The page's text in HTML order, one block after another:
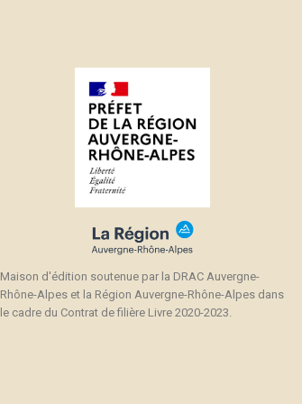
Maison d'édition soutenue par la DRAC Auvergne-
Rhône-Alpes et la Région Auvergne-Rhône-Alpes dans
le cadre du Contrat de filière Livre 2020-2023.